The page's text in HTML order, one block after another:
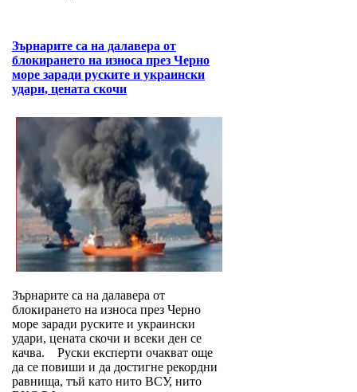
Зърнарите са на далавера от
блокирането на износа през Черно
море заради руските и украински
удари, цената скочи
Зърнарите са на далавера от
блокирането на износа през Черно
море заради руските и украински
удари, цената скочи и всеки ден се
качва. Руски експерти очакват още
да се повиши и да достигне рекордни
равнища, тъй като нито ВСУ, нито